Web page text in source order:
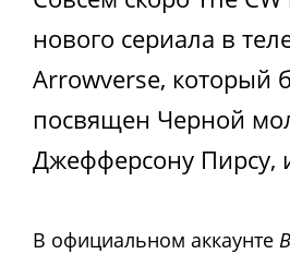
нового сериала в
Arrowverse, который
посвящен Черной
Джефферсону Пирсу,
В официальном аккаунте